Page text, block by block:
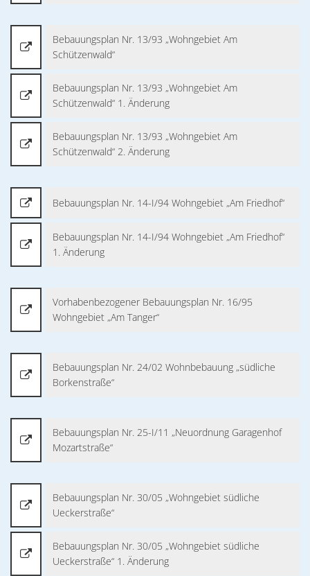
Bebauungsplan Nr. 13/93 „Wohngebiet Am
Schützenwald“
Bebauungsplan Nr. 13/93 „Wohngebiet Am
Schützenwald“ 1. Änderung
Bebauungsplan Nr. 13/93 „Wohngebiet Am
Schützenwald“ 2. Änderung
Bebauungsplan Nr. 14-I/94 Wohngebiet „Am Friedhof“
Bebauungsplan Nr. 14-I/94 Wohngebiet „Am Friedhof“
1. Änderung
Vorhabenbezogener Bebauungsplan Nr. 16/95
Wohngebiet „Am Tanger“
Bebauungsplan Nr. 24/02 Wohnbebauung „südliche
Borkenstraße“
Bebauungsplan Nr. 25-I/11 „Neuordnung Garagenhof
Mozartstraße“
Bebauungsplan Nr. 30/05 „Wohngebiet südliche
Ueckerstraße“
Bebauungsplan Nr. 30/05 „Wohngebiet südliche
Ueckerstraße“ 1. Änderung